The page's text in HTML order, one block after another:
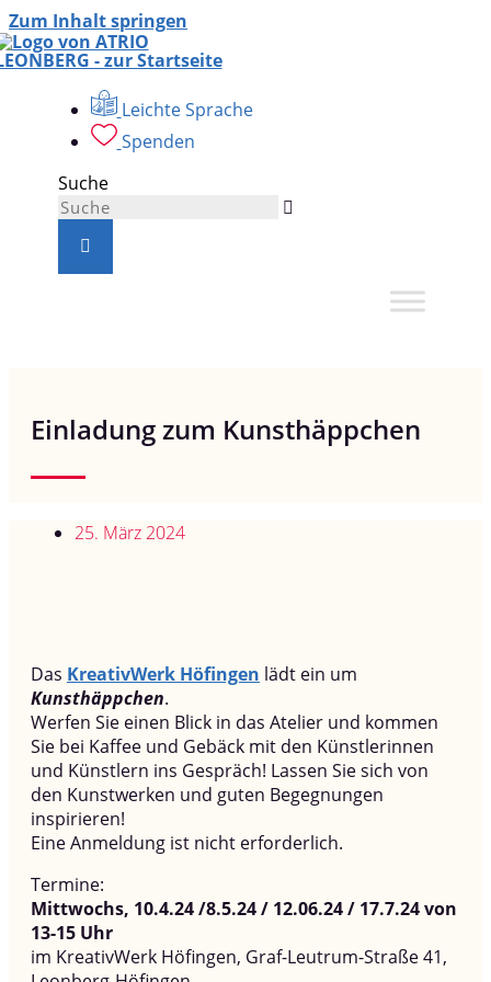
Zum Inhalt springen
Leichte Sprache
Spenden
Suche
Einladung zum Kunsthäppchen
25. März 2024
Das KreativWerk Höfingen lädt ein um
Kunsthäppchen.
Werfen Sie einen Blick in das Atelier und kommen
Sie bei Kaffee und Gebäck mit den Künstlerinnen
und Künstlern ins Gespräch! Lassen Sie sich von
den Kunstwerken und guten Begegnungen
inspirieren!
Eine Anmeldung ist nicht erforderlich.
Termine:
Mittwochs, 10.4.24 /8.5.24 / 12.06.24 / 17.7.24 von
13-15 Uhr
im KreativWerk Höfingen, Graf-Leutrum-Straße 41,